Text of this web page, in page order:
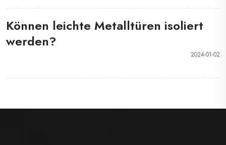
Können leichte Metalltüren isoliert
werden?
2024-01-02